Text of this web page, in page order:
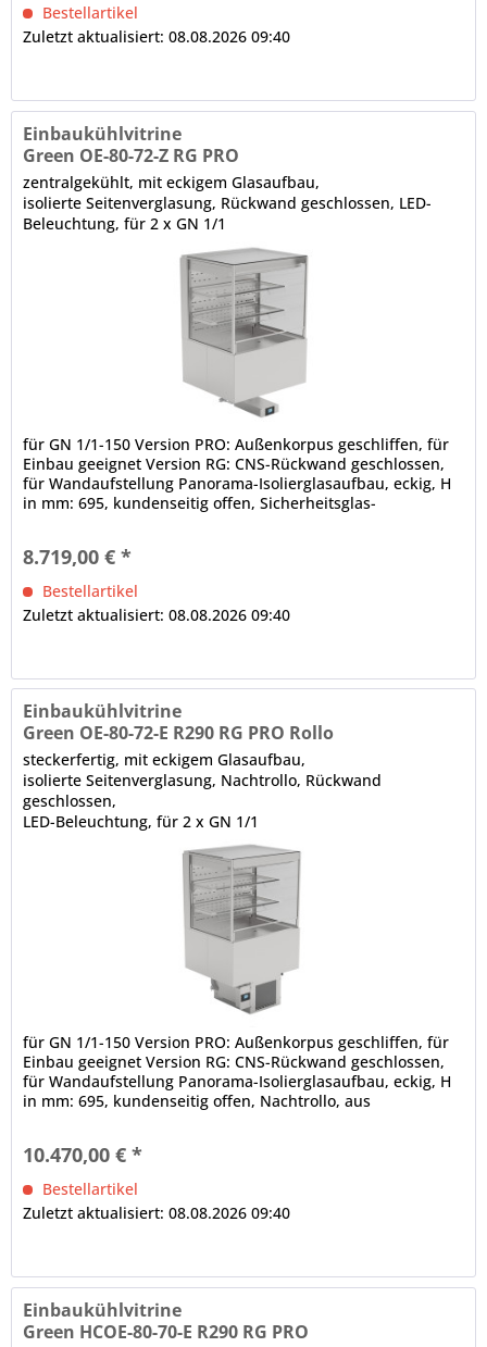
Bestellartikel
Zuletzt aktualisiert: 08.08.2026 09:40
Einbaukühlvitrine
Green OE-80-72-Z RG PRO
zentralgekühlt, mit eckigem Glasaufbau,
isolierte Seitenverglasung, Rückwand geschlossen, LED-
Beleuchtung, für 2 x GN 1/1
für GN 1/1-150 Version PRO: Außenkorpus geschliffen, für
Einbau geeignet Version RG: CNS-Rückwand geschlossen,
für Wandaufstellung Panorama-Isolierglasaufbau, eckig, H
in mm: 695, kundenseitig offen, Sicherheitsglas-
8.719,00 € *
Bestellartikel
Zuletzt aktualisiert: 08.08.2026 09:40
Einbaukühlvitrine
Green OE-80-72-E R290 RG PRO Rollo
steckerfertig, mit eckigem Glasaufbau,
isolierte Seitenverglasung, Nachtrollo, Rückwand
geschlossen,
LED-Beleuchtung, für 2 x GN 1/1
für GN 1/1-150 Version PRO: Außenkorpus geschliffen, für
Einbau geeignet Version RG: CNS-Rückwand geschlossen,
für Wandaufstellung Panorama-Isolierglasaufbau, eckig, H
in mm: 695, kundenseitig offen, Nachtrollo, aus
10.470,00 € *
Bestellartikel
Zuletzt aktualisiert: 08.08.2026 09:40
Einbaukühlvitrine
Green HCOE-80-70-E R290 RG PRO